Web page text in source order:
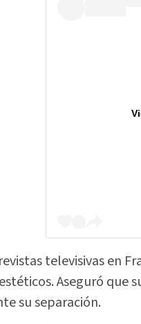
televisivas en
Aseguró que
su separación.